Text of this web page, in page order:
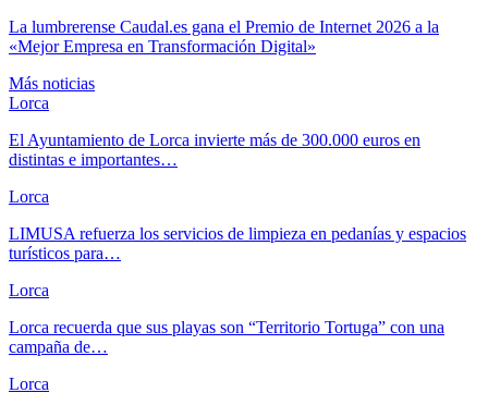
La lumbrerense Caudal.es gana el Premio de Internet 2026 a la
«Mejor Empresa en Transformación Digital»
Más noticias
Lorca
El Ayuntamiento de Lorca invierte más de 300.000 euros en
distintas e importantes…
Lorca
LIMUSA refuerza los servicios de limpieza en pedanías y espacios
turísticos para…
Lorca
Lorca recuerda que sus playas son “Territorio Tortuga” con una
campaña de…
Lorca